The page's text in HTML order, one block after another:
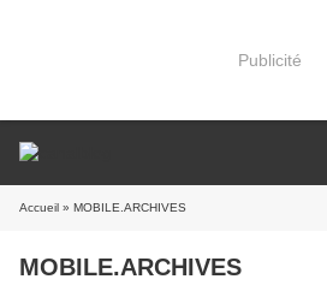
Publicité
Accueil » MOBILE.ARCHIVES
MOBILE.ARCHIVES